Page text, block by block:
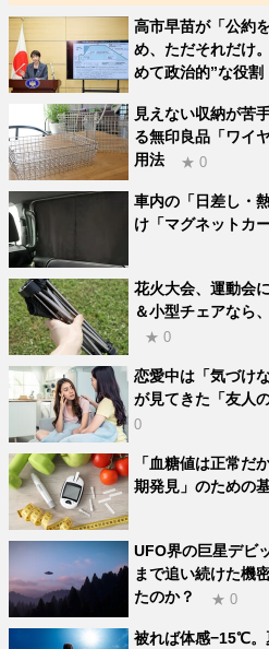
高市早苗が「公約
め、ただそれだけ
めて政治的”な役割
見えない収納が苦
る無印良品「ワイ
用法
★ 0
車内の「日差し・
け「マグネットカ
花火大会、運動会
＆小型チェアなら
★ 0
恋愛中は「気づけ
が見てきた「友人
0
「血糖値は正常だ
期発見」のための
UFO界の巨星デビ
まで追い続けた機
たのか？
★ 0
被れば体感−15℃。